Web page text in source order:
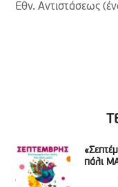
πάλι